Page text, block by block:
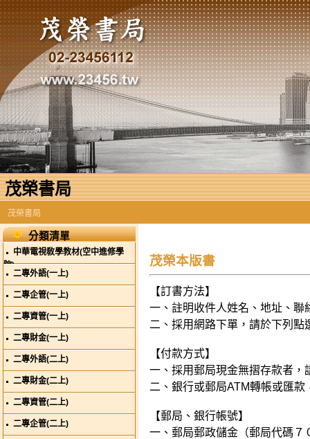
茂榮書局
茂榮書局
分類清單
中華電視敎學教材(空中進修學
院)
二專外語(一上)
二專企管(一上)
二專資管(一上)
二專財金(一上)
二專外語(二上)
二專財金(二上)
二專資管(二上)
二專企管(二上)
茂榮本版書
【訂書方法】
一、註明收件人姓名、地址、
二、採用網路下單，請於下列點
【付款方式】
一、採用郵局現金無摺存款者，
二、銀行或郵局ATM轉帳或匯
【郵局、銀行帳號】
一、郵局郵政儲金（郵局代碼７